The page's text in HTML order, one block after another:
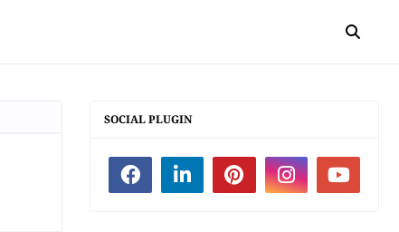
SOCIAL PLUGIN